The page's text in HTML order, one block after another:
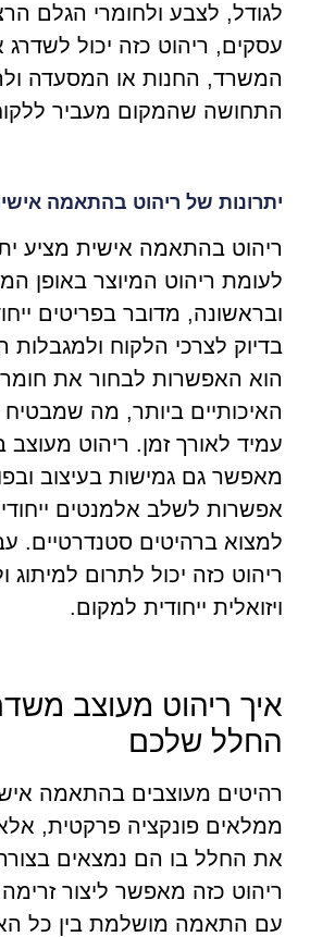
לגודל, לצבע ולחומרי הגלם
עסקים, ריהוט כזה יכול
המשרד, החנות או המסעדה
התחושה שהמקום מעביר
יתרונות של ריהוט בהתאמה
ריהוט בהתאמה אישית מציע
לעומת ריהוט המיוצר באופן
ובראשונה, מדובר בפריטים
בדיוק לצרכי הלקוח ולמגבלות
הוא האפשרות לבחור את
האיכותיים ביותר, מה
עמיד לאורך זמן. ריהוט
מאפשר גם גמישות בעיצוב
אפשרות לשלב אלמנטים
למצוא ברהיטים סטנדרטיים.
ריהוט כזה יכול לתרום למיתוג
ויזואלית ייחודית למקום.
איך ריהוט מעוצב
החלל שלכם
רהיטים מעוצבים בהתאמה
ממלאים פונקציה פרקטית,
את החלל בו הם נמצאים
ריהוט כזה מאפשר ליצור
עם התאמה מושלמת בין כל